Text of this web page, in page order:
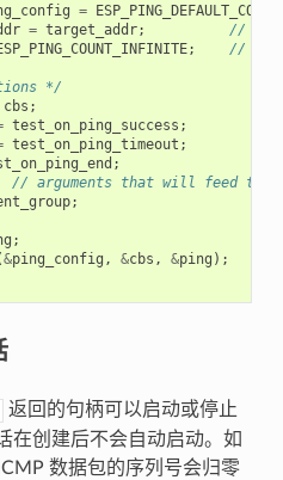
=
= target_addr;
//
; //
*/
cbs ;
test_on_ping_success ;
test_on_ping_timeout ;
;
// arguments that will feed to
;
;
&ping_config , &cbs , &ping );
返回的句柄可以启动或停止
在创建后不会自动启动。如
数据包的序列号会归零